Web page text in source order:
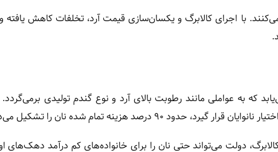
می‌کنند. با اجرای کالابرگ و یکسان‌سازی قیمت آرد، تخلفات کاهش یافته
به عواملی مانند رطوبت بالای آرد و نوع گندم تولیدی
۹۰ درصد هزینه تمام شده نان را تشکیل می‌دهد.
دولت می‌تواند حتی نان را برای خانواده‌های کم درآمد دهک‌های